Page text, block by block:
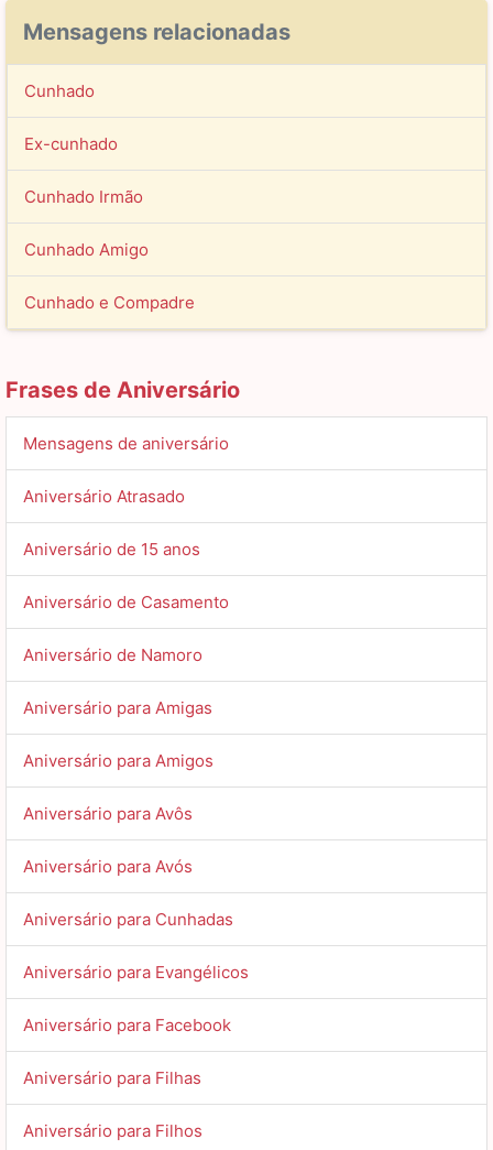
sempre olhando e orando pelos outros. Você merece ser
muito feliz, porque é o que deseja do fundo do seu
coração para todas as outras pessoas. Curta demais sua
vida!
Muito obrigado por tudo, meu parceiro, pelo ombro
amigo, pelos desabafos, pelos conselhos e pelos
ensinamentos. Um feliz e magnífico aniversário, amigo!
Mensagens relacionadas
Cunhado
Ex-cunhado
Cunhado Irmão
Cunhado Amigo
Cunhado e Compadre
Frases de Aniversário
Mensagens de aniversário
Aniversário Atrasado
Aniversário de 15 anos
Aniversário de Casamento
Aniversário de Namoro
Aniversário para Amigas
Aniversário para Amigos
Aniversário para Avôs
Aniversário para Avós
Aniversário para Cunhadas
Aniversário para Evangélicos
Aniversário para Facebook
Aniversário para Filhas
Aniversário para Filhos